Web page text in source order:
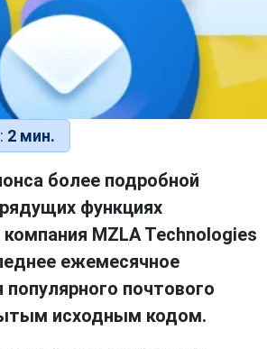
2 мин.
более подробной
функциях
MZLA Technologies
ежемесячное
почтового
исходным кодом.